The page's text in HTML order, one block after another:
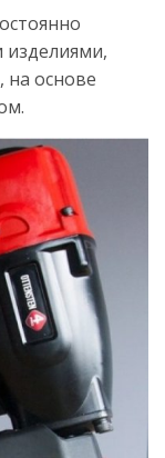
изделиями,
на основе